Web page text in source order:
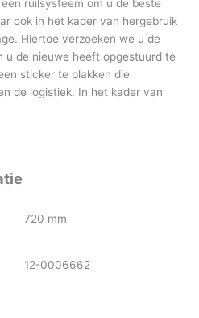
ruilsysteem om u de beste
ook in het kader van hergebruik
Hiertoe verzoeken we u de
u de nieuwe heeft opgestuurd te
sticker te plakken die
de logistiek. In het kader van
720 mm
12-0006662